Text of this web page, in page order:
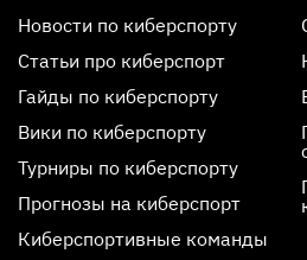
Новости по киберспорту
Статьи про киберспорт
Гайды по киберспорту
Вики по киберспорту
Турниры по киберспорту
Прогнозы на киберспорт
Киберспортивные команды